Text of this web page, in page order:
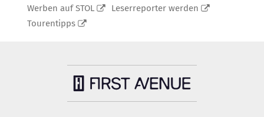
Werben auf STOL
Leserreporter werden
Tourentipps